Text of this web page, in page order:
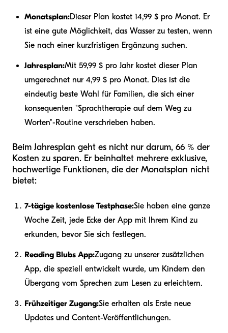
Monatsplan:Dieser Plan kostet 14,99 $ pro Monat. Er
ist eine gute Möglichkeit, das Wasser zu testen, wenn
Sie nach einer kurzfristigen Ergänzung suchen.
Jahresplan:Mit 59,99 $ pro Jahr kostet dieser Plan
umgerechnet nur 4,99 $ pro Monat. Dies ist die
eindeutig beste Wahl für Familien, die sich einer
konsequenten "Sprachtherapie auf dem Weg zu
Worten"-Routine verschrieben haben.
Beim Jahresplan geht es nicht nur darum, 66 % der
Kosten zu sparen. Er beinhaltet mehrere exklusive,
hochwertige Funktionen, die der Monatsplan nicht
bietet:
7-tägige kostenlose Testphase:Sie haben eine ganze
Woche Zeit, jede Ecke der App mit Ihrem Kind zu
erkunden, bevor Sie sich festlegen.
Reading Blubs App:Zugang zu unserer zusätzlichen
App, die speziell entwickelt wurde, um Kindern den
Übergang vom Sprechen zum Lesen zu erleichtern.
Frühzeitiger Zugang:Sie erhalten als Erste neue
Updates und Content-Veröffentlichungen.